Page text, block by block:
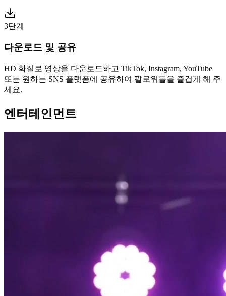
3단계
다운로드 및 공유
HD 화질로 영상을 다운로드하고 TikTok, Instagram, YouTube
또는 원하는 SNS 플랫폼에 공유하여 팔로워들을 즐겁게 해 주
세요.
엔터테인먼트